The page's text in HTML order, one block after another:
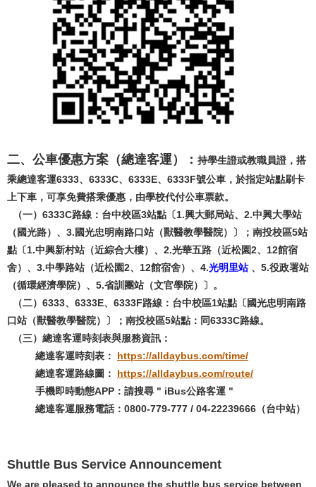
二、公車優惠方案（總達客運）： 持學生證或教職員證，搭
乘總達客運6333、 6333C、 6333E、 6333F號公車，於指定站點刷卡
上下車，可享免費搭乘優惠，由學校代付公車票款。
（一）6333C路線：台中校區3站點〔1.興大郵局站、2.中興大學站
（國光路）、3.國光忠明南路口站（獸醫教學醫院）〕；南投校區5站
點〔1.中興新村站（近綜合大樓）、2.光華五路（近松園2、12館宿
舍）、3.中學路站（近松園2、12館宿舍）、4.光明里站、5.役政署站
（循環經濟學院）、5.省訓團站（文官學院）〕。
（二）6333、6333E、6333F路線：台中校區1站點〔國光忠明南路
口站（獸醫教學醫院）〕；南投校區5站點：同6333C路線。
（三）總達客運時刻表與服務資訊：
總達客運時刻表： https://alldaybus.com/time/
總達客運路線圖： https://alldaybus.com/route/
手機即時動態APP：請搜尋 " iBus公路客運 "
總達客運服務電話：0800-779-777 / 04-22239666（台中站）
Shuttle Bus Service Announcement
We are pleased to announce the shuttle bus service between